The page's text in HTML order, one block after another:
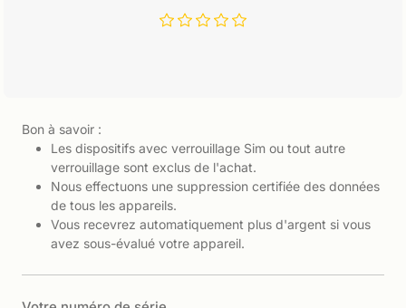
Bon à savoir :
Les dispositifs avec verrouillage Sim ou tout autre
verrouillage sont exclus de l'achat.
Nous effectuons une suppression certifiée des données
de tous les appareils.
Vous recevrez automatiquement plus d'argent si vous
avez sous-évalué votre appareil.